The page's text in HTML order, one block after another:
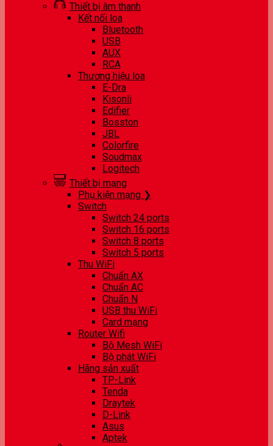
Thiết bị âm thanh
Kết nối loa
Bluetooth
USB
AUX
RCA
Thương hiệu loa
E-Dra
Kisonli
Edifier
Bosston
JBL
Colorfire
Soudmax
Logitech
Thiết bị mạng
Phụ kiện mạng ❯
Switch
Switch 24 ports
Switch 16 ports
Switch 8 ports
Switch 5 ports
Thu WiFi
Chuẩn AX
Chuẩn AC
Chuẩn N
USB thu WiFi
Card mạng
Router Wifi
Bộ Mesh WiFi
Bộ phát WiFi
Hãng sản xuất
TP-Link
Tenda
Draytek
D-Link
Asus
Aptek